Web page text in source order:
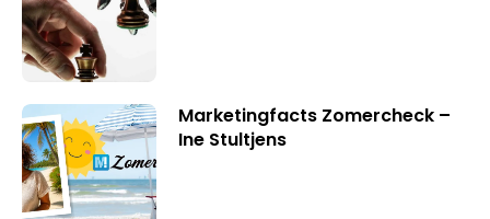
Marketingfacts Zomercheck –
Ine Stultjens